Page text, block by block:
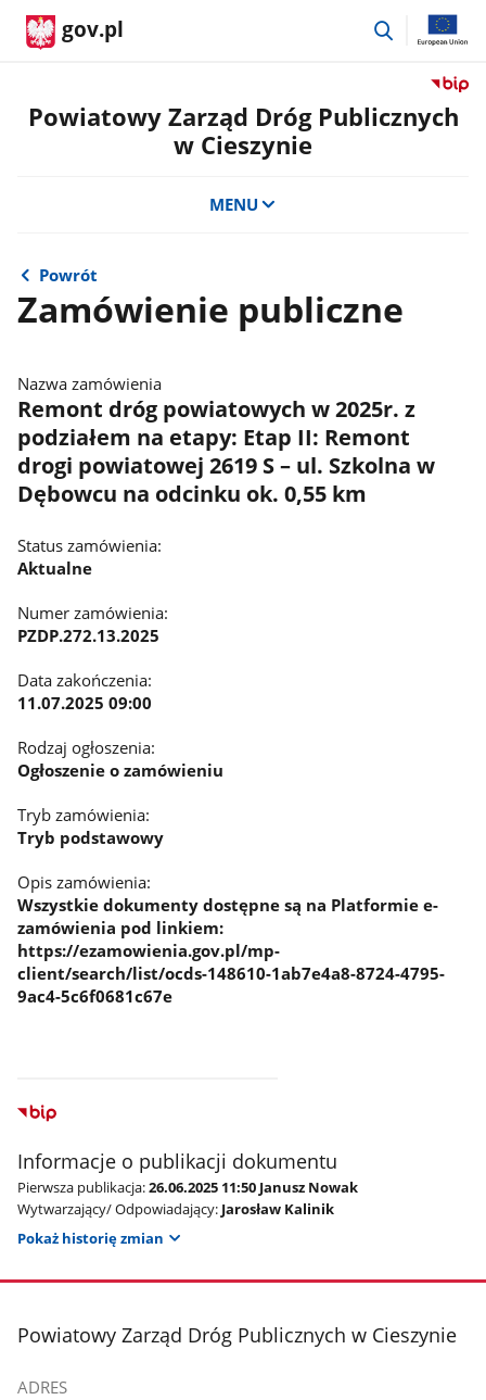
gov.pl
przejdź
Przejdź
do
Powiatowy Zarząd Dróg Publicznych
w Cieszynie
MENU
Powrót
Zamówienie publiczne
Nazwa zamówienia
Remont dróg powiatowych w 2025r. z
podziałem na etapy: Etap II: Remont
drogi powiatowej 2619 S – ul. Szkolna w
Dębowcu na odcinku ok. 0,55 km
Status zamówienia:
Aktualne
Numer zamówienia:
PZDP.272.13.2025
Data zakończenia:
11.07.2025 09:00
Rodzaj ogłoszenia:
Ogłoszenie o zamówieniu
Tryb zamówienia:
Tryb podstawowy
Opis zamówienia:
Wszystkie dokumenty dostępne są na Platformie e-
zamówienia pod linkiem:
https://ezamowienia.gov.pl/mp-
client/search/list/ocds-148610-1ab7e4a8-8724-4795-
9ac4-5c6f0681c67e
Informacje o publikacji dokumentu
Pierwsza publikacja:26.06.2025 11:50 Janusz Nowak
Wytwarzający/ Odpowiadający: Jarosław Kalinik
Pokaż historię zmian
stopka
Powiatowy Zarząd Dróg Publicznych w Cieszynie
ADRES